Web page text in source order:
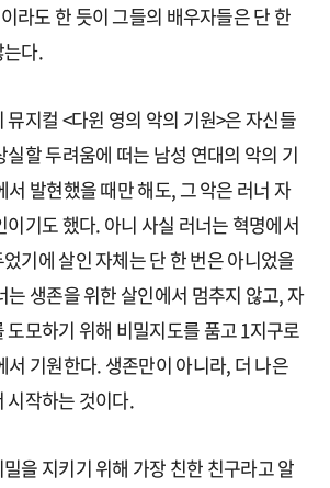
라도 한 듯이 그들의 배우자들은 단 한
다.
지컬 <다윈 영의 악의 기원>은 자신들
실할 두려움에 떠는 남성 연대의 악의 기
발현했을 때만 해도, 그 악은 러너 자
이기도 했다. 아니 사실 러너는 혁명에서
기에 살인 자체는 단 한 번은 아니었을
는 생존을 위한 살인에서 멈추지 않고, 자
도모하기 위해 비밀지도를 품고 1지구로
서 기원한다. 생존만이 아니라, 더 나은
시작하는 것이다.
을 지키기 위해 가장 친한 친구라고 알